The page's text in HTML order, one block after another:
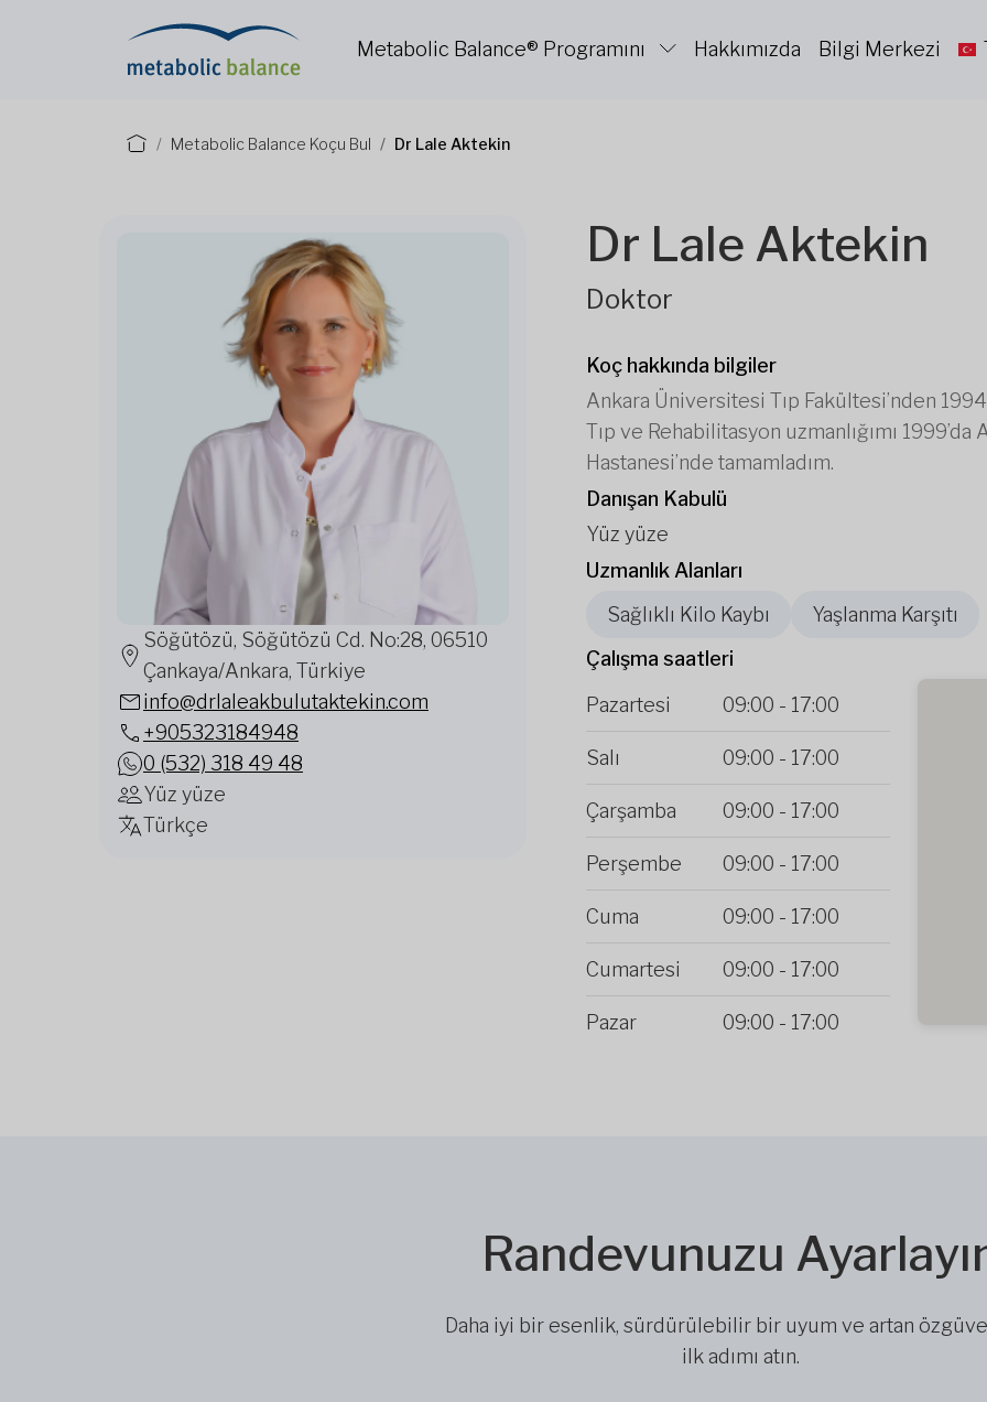
Metabolic Balance® Programını Hakkımızda Bilgi Merkezi
Metabolic Balance Koçu Bul Dr Lale Aktekin
Söğütözü, Söğütözü Cd. No:28, 06510
Çankaya/Ankara, Türkiye
info@drlaleakbulutaktekin.com
+905323184948
0 (532) 318 49 48
Yüz yüze
Türkçe
Dr Lale Aktekin
Doktor
Koç hakkında bilgiler
Ankara Üniversitesi Tıp Fakültesi’nden
Tıp ve Rehabilitasyon uzmanlığımı
Hastanesi’nde tamamladım.
Danışan Kabulü
Yüz yüze
Uzmanlık Alanları
Sağlıklı Kilo Kaybı
Yaşlanma Karşıtı
Çalışma saatleri
Pazartesi
09:00 - 17:00
Salı 09:00 - 17:00
Çarşamba 09:00 - 17:00
Perşembe 09:00 - 17:00
Cuma 09:00 - 17:00
Cumartesi 09:00 - 17:00
Pazar 09:00 - 17:00
Randevunuzu
Daha iyi bir esenlik, sürdürülebilir bir uyum ve artan
ilk adımı atın.